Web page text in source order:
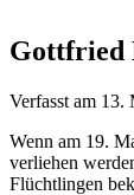
Gottfried
Verfasst am 13.
Wenn am 19.
verliehen
Flüchtlingen